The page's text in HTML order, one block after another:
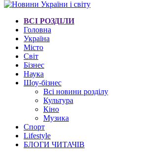
ВСІ РОЗДІЛИ
Головна
Україна
Місто
Світ
Бізнес
Наука
Шоу-бізнес
Всі новини розділу
Культура
Кіно
Музика
Спорт
Lifestyle
БЛОГИ ЧИТАЧІВ